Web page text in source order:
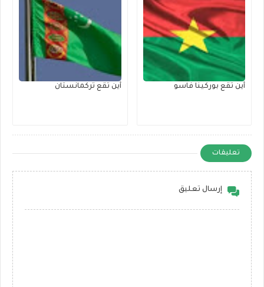
أين تقع بوركينا فاسو أين تقع تركمانستان
تعليقات
إرسال تعليق